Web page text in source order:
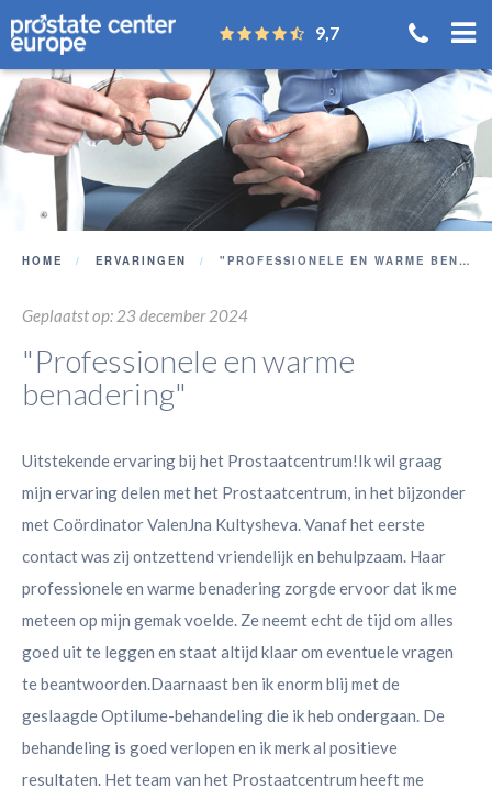
9,7
HOME ERVARINGEN "PROFESSIONELE EN WARME BENADERING"
Geplaatst op: 23 december 2024
"Professionele en warme
benadering"
Uitstekende ervaring bij het Prostaatcentrum!Ik wil graag
mijn ervaring delen met het Prostaatcentrum, in het bijzonder
met Coördinator ValenJna Kultysheva. Vanaf het eerste
contact was zij ontzettend vriendelijk en behulpzaam. Haar
professionele en warme benadering zorgde ervoor dat ik me
meteen op mijn gemak voelde. Ze neemt echt de tijd om alles
goed uit te leggen en staat altijd klaar om eventuele vragen
te beantwoorden.Daarnaast ben ik enorm blij met de
geslaagde Optilume-behandeling die ik heb ondergaan. De
behandeling is goed verlopen en ik merk al positieve
resultaten. Het team van het Prostaatcentrum heeft me